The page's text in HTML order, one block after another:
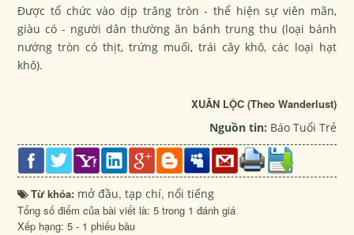
Được tổ chức vào dịp trăng tròn - thể hiện sự viên mãn,
giàu có - người dân thường ăn bánh trung thu (loại bánh
nướng tròn có thịt, trứng muối, trái cây khô, các loại hạt
khô).
XUÂN LỘC (Theo Wanderlust)
Nguồn tin: Báo Tuổi Trẻ
Từ khóa: mở đầu,tạp chí, nổi tiếng
Tổng số điểm của bài viết là: 5 trong 1 đánh giá
Xếp hạng:5 - 1 phiếu bầu